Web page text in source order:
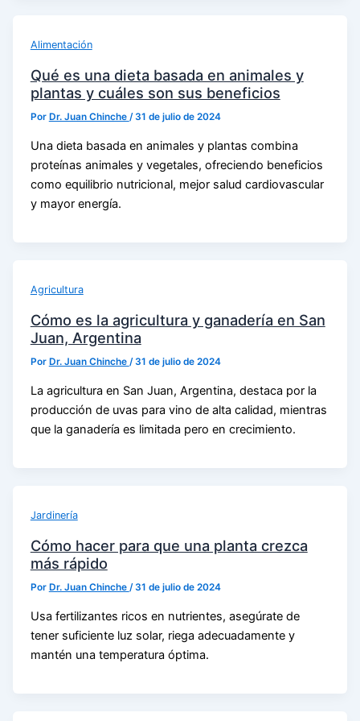
Alimentación
Qué es una dieta basada en animales y
plantas y cuáles son sus beneficios
Por Dr. Juan Chinche /31 de julio de 2024
Una dieta basada en animales y plantas combina
proteínas animales y vegetales, ofreciendo beneficios
como equilibrio nutricional, mejor salud cardiovascular
y mayor energía.
Agricultura
Cómo es la agricultura y ganadería en San
Juan, Argentina
Por Dr. Juan Chinche /31 de julio de 2024
La agricultura en San Juan, Argentina, destaca por la
producción de uvas para vino de alta calidad, mientras
que la ganadería es limitada pero en crecimiento.
Jardinería
Cómo hacer para que una planta crezca
más rápido
Por Dr. Juan Chinche /31 de julio de 2024
Usa fertilizantes ricos en nutrientes, asegúrate de
tener suficiente luz solar, riega adecuadamente y
mantén una temperatura óptima.